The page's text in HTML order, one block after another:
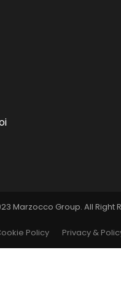
Marzocco Group. All Right
Policy Privacy &